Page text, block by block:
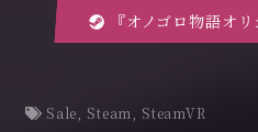
『オノゴロ物語オ
Sale Steam
SteamVR